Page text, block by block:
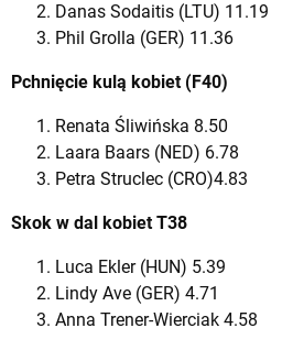
Danas Sodaitis (LTU) 11.19
Phil Grolla (GER) 11.36
Pchnięcie kulą kobiet (F40)
Renata Śliwińska 8.50
Laara Baars (NED) 6.78
Petra Struclec (CRO)4.83
Skok w dal kobiet T38
Luca Ekler (HUN) 5.39
Lindy Ave (GER) 4.71
Anna Trener-Wierciak 4.58